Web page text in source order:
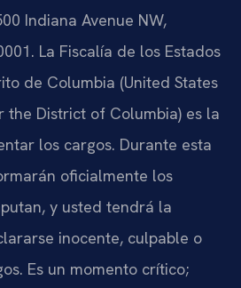
Indiana Avenue NW,
La Fiscalía de los Estados
de Columbia (United States
the District of Columbia) es la
los cargos. Durante esta
oficialmente los
y usted tendrá la
inocente, culpable o
Es un momento crítico;